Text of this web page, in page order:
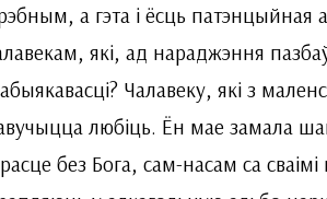
а гэта і ёсць патэнцыйная
які, ад нараджэння
Чалавеку, які з
любіць. Ён мае замала
без Бога, сам-насам са